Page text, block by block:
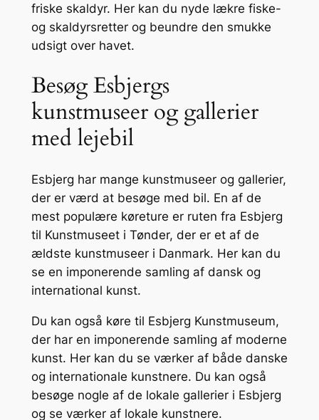
friske skaldyr. Her kan du nyde lækre fiske-
og skaldyrsretter og beundre den smukke
udsigt over havet.
Besøg Esbjergs
kunstmuseer og gallerier
med lejebil
Esbjerg har mange kunstmuseer og gallerier,
der er værd at besøge med bil. En af de
mest populære køreture er ruten fra Esbjerg
til Kunstmuseet i Tønder, der er et af de
ældste kunstmuseer i Danmark. Her kan du
se en imponerende samling af dansk og
international kunst.
Du kan også køre til Esbjerg Kunstmuseum,
der har en imponerende samling af moderne
kunst. Her kan du se værker af både danske
og internationale kunstnere. Du kan også
besøge nogle af de lokale gallerier i Esbjerg
og se værker af lokale kunstnere.